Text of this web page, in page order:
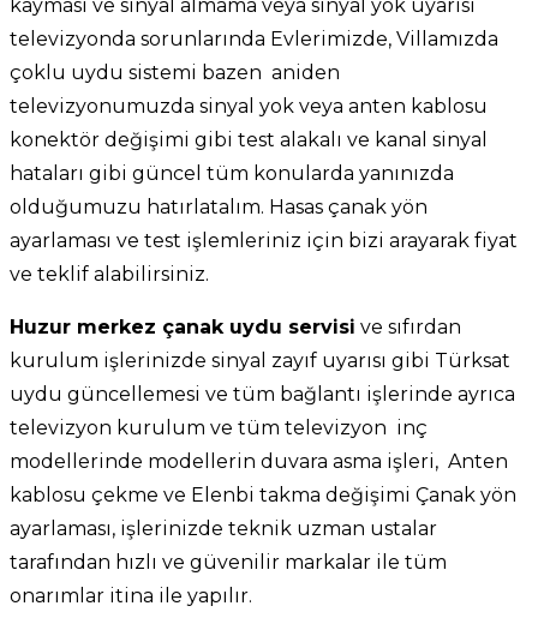
kayması ve sinyal almama veya sinyal yok uyarısı
televizyonda sorunlarında Evlerimizde, Villamızda
çoklu uydu sistemi bazen aniden
televizyonumuzda sinyal yok veya anten kablosu
konektör değişimi gibi test alakalı ve kanal sinyal
hataları gibi güncel tüm konularda yanınızda
olduğumuzu hatırlatalım. Hasas çanak yön
ayarlaması ve test işlemleriniz için bizi arayarak fiyat
ve teklif alabilirsiniz.
Huzur merkez çanak uydu servisi ve sıfırdan
kurulum işlerinizde sinyal zayıf uyarısı gibi Türksat
uydu güncellemesi ve tüm bağlantı işlerinde ayrıca
televizyon kurulum ve tüm televizyon inç
modellerinde modellerin duvara asma işleri, Anten
kablosu çekme ve Elenbi takma değişimi Çanak yön
ayarlaması, işlerinizde teknik uzman ustalar
tarafından hızlı ve güvenilir markalar ile tüm
onarımlar itina ile yapılır.